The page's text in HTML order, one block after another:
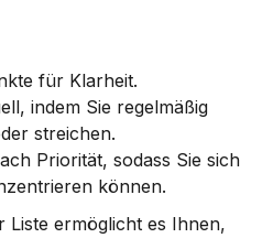
für Klarheit.
indem Sie regelmäßig
streichen.
Priorität, sodass Sie sich
können.
ermöglicht es Ihnen,